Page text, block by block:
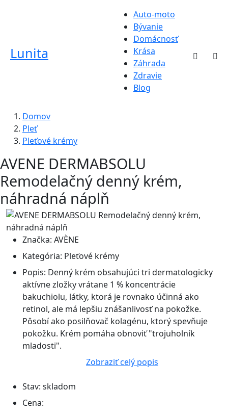
Lunita
Auto-moto
Bývanie
Domácnosť
Krása
Záhrada
Zdravie
Blog
Domov
Pleť
Pleťové krémy
AVENE DERMABSOLU
Remodelačný denný krém,
náhradná náplň
Značka: AVÈNE
Kategória: Pleťové krémy
Popis: Denný krém obsahujúci tri dermatologicky
aktívne zložky vrátane 1 % koncentrácie
bakuchiolu, látky, ktorá je rovnako účinná ako
retinol, ale má lepšiu znášanlivosť na pokožke.
Pôsobí ako posilňovač kolagénu, ktorý spevňuje
pokožku. Krém pomáha obnoviť "trojuholník
mladosti".
Zobraziť celý popis
Stav: skladom
Cena: